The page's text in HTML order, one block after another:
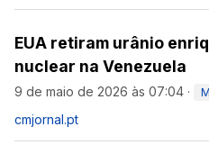
EUA retiram urânio
nuclear na Venezuela
9 de maio de 2026 às 07:04 ·
cmjornal.pt